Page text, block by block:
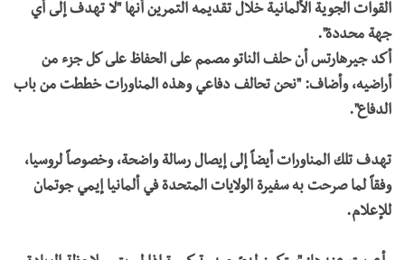
القوات الجوية الألمانية خلال تقديمه التمرين أنها "لا تهدف إلى أي
جهة محددة".
أكد جيرهارتس أن حلف الناتو مصمم على الحفاظ على كل جزء من
أراضيه، وأضاف: "نحن تحالف دفاعي وهذه المناورات خططت من باب
الدفاع".
تهدف تلك المناورات أيضاً إلى إيصال رسالة واضحة، وخصوصاً لروسيا،
وفقاً لما صرحت به سفيرة الولايات المتحدة في ألمانيا إيمي جوتمان
للإعلام.